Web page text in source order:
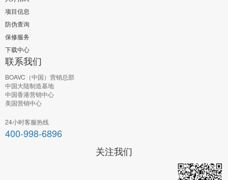
项目信息
防伪查询
保修服务
下载中心
联系我们
BOAVC（中国）营销总部
中国大陆制造基地
中国香港营销中心
美国营销中心
24小时客服热线
400-998-6896
关注我们